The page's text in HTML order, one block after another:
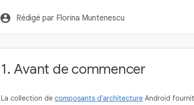
account_circle Rédigé par Florina Muntenescu
1. Avant de commencer
La collection de composants d'architecture Android